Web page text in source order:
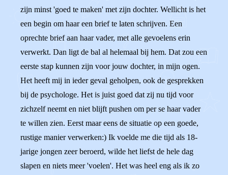
zijn minst 'goed te maken' met zijn dochter. Wellicht is het
een begin om haar een brief te laten schrijven. Een
oprechte brief aan haar vader, met alle gevoelens erin
verwerkt. Dan ligt de bal al helemaal bij hem. Dat zou een
eerste stap kunnen zijn voor jouw dochter, in mijn ogen.
Het heeft mij in ieder geval geholpen, ook de gesprekken
bij de psychologe. Het is juist goed dat zij nu tijd voor
zichzelf neemt en niet blijft pushen om per se haar vader
te willen zien. Eerst maar eens de situatie op een goede,
rustige manier verwerken:) Ik voelde me die tijd als 18-
jarige jongen zeer beroerd, wilde het liefst de hele dag
slapen en niets meer 'voelen'. Het was heel eng als ik zo